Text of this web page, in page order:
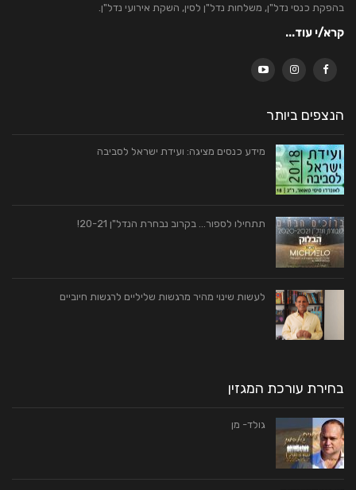
בהפקת כנסי נדל"ן, משלחות נדל"ן לסין, השקת אירועי נדל"ן.
קרא/י עוד...
הנצפים ביותר
מידע כנסים מציגה: ועידת ישראל לסביבה
תתחילו לספור… בקרוב נבחרת הנדל"ן 20-21!
לעשות שינוי מהיר מרגשות שליליים לרגשות חיוביים
בחירת עורכת המגזין
גולד- מן